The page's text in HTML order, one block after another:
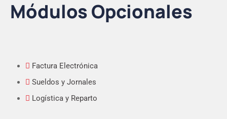
Módulos Opcionales
Factura Electrónica
Sueldos y Jornales
Logística y Reparto